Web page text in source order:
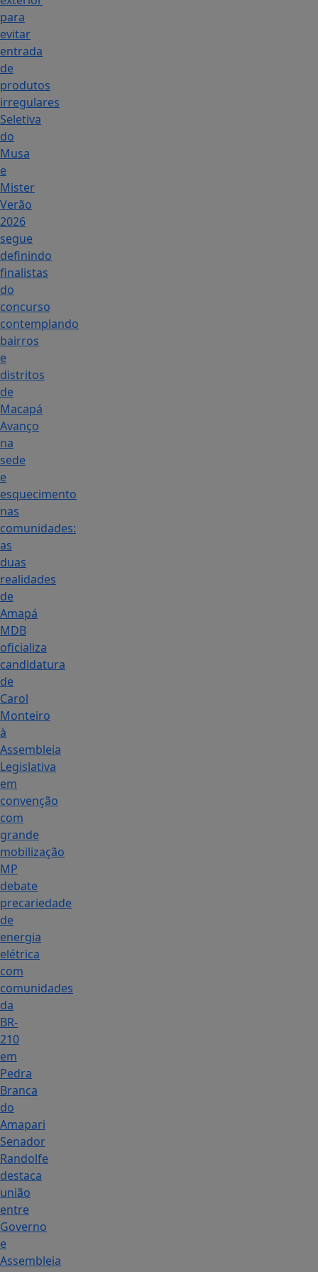
para
evitar
entrada
de
produtos
irregulares
Seletiva
do
Musa
e
Mister
Verão
2026
segue
definindo
finalistas
do
concurso
contemplando
bairros
e
distritos
de
Macapá
Avanço
na
sede
e
esquecimento
nas
comunidades:
as
duas
realidades
de
Amapá
MDB
oficializa
candidatura
de
Carol
Monteiro
à
Assembleia
Legislativa
em
convenção
com
grande
mobilização
MP
debate
precariedade
de
energia
elétrica
com
comunidades
da
BR-
210
em
Pedra
Branca
do
Amapari
Senador
Randolfe
destaca
união
entre
Governo
e
Assembleia